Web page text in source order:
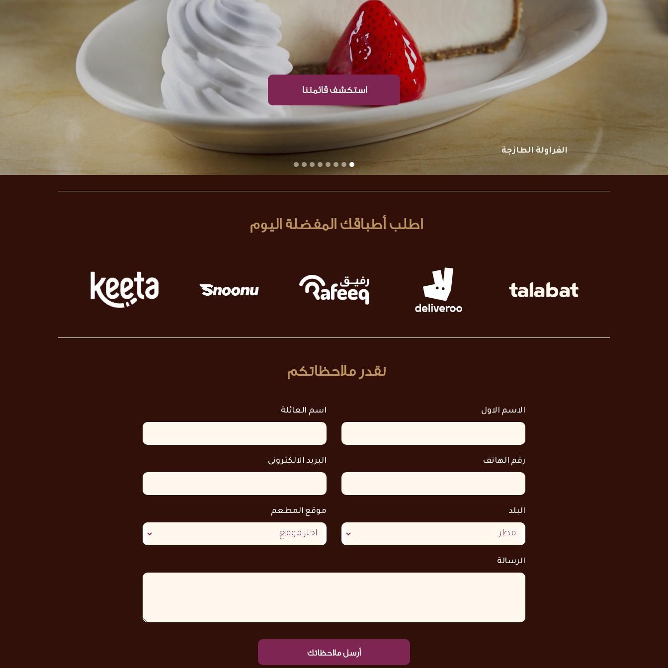
استكشف قائمتنا
المعكرونة المقلية مع الجبنة
اطلب أطباقك المفضلة اليوم
نقدر ملاحظاتكم
الاسم الاول اسم العائلة
رقم الهاتف البريد الالكترونى
البلد موقع المطعم
الرسالة